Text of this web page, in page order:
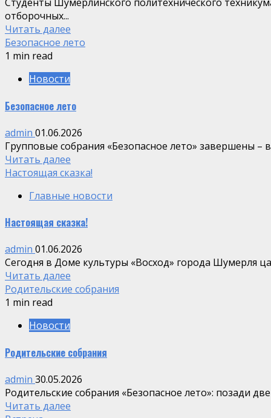
Студенты Шумерлинского политехнического
отборочных...
Читать далее
Безопасное лето
1 min read
Новости
Безопасное лето
admin 01.06.2026
Групповые собрания «Безопасное лето» завершены
Читать далее
Настоящая сказка!
Главные новости
Настоящая сказка!
admin 01.06.2026
Сегодня в Доме культуры «Восход» города Шумерля
Читать далее
Родительские собрания
1 min read
Новости
Родительские собрания
admin 30.05.2026
Родительские собрания «Безопасное лето»: позади
Читать далее